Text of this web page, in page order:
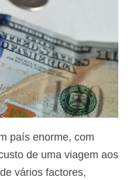
)
)
)
)
país enorme, com
de uma viagem aos
vários factores,